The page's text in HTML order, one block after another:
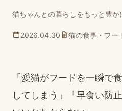
猫ちゃんとの暮らしをもっと豊
2026.04.30 猫の食事・フー
「愛猫がフードを一瞬で
してしまう」「早食い防